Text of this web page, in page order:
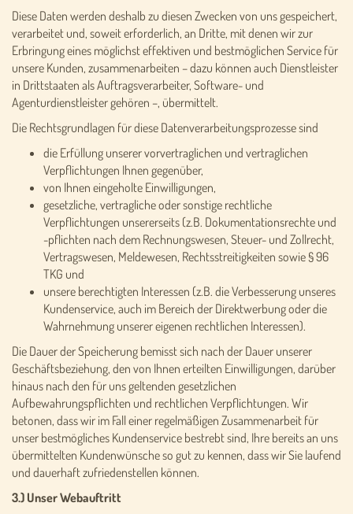
Diese Daten werden deshalb zu diesen Zwecken von uns gespeichert,
verarbeitet und, soweit erforderlich, an Dritte, mit denen wir zur
Erbringung eines möglichst effektiven und bestmöglichen Service für
unsere Kunden, zusammenarbeiten – dazu können auch Dienstleister
in Drittstaaten als Auftragsverarbeiter, Software- und
Agenturdienstleister gehören –, übermittelt.
Die Rechtsgrundlagen für diese Datenverarbeitungsprozesse sind
die Erfüllung unserer vorvertraglichen und vertraglichen
Verpflichtungen Ihnen gegenüber,
von Ihnen eingeholte Einwilligungen,
gesetzliche, vertragliche oder sonstige rechtliche
Verpflichtungen unsererseits (z.B. Dokumentationsrechte und
-pflichten nach dem Rechnungswesen, Steuer- und Zollrecht,
Vertragswesen, Meldewesen, Rechtsstreitigkeiten sowie § 96
TKG und
unsere berechtigten Interessen (z.B. die Verbesserung unseres
Kundenservice, auch im Bereich der Direktwerbung oder die
Wahrnehmung unserer eigenen rechtlichen Interessen).
Die Dauer der Speicherung bemisst sich nach der Dauer unserer
Geschäftsbeziehung, den von Ihnen erteilten Einwilligungen, darüber
hinaus nach den für uns geltenden gesetzlichen
Aufbewahrungspflichten und rechtlichen Verpflichtungen. Wir
betonen, dass wir im Fall einer regelmäßigen Zusammenarbeit für
unser bestmögliches Kundenservice bestrebt sind, Ihre bereits an uns
übermittelten Kundenwünsche so gut zu kennen, dass wir Sie laufend
und dauerhaft zufriedenstellen können.
3.) Unser Webauftritt